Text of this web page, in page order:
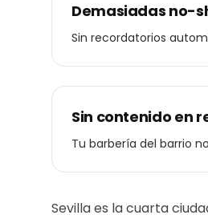
Demasiadas no-
Sin recordatorios
Sin contenido en
Tu barbería del barrio
Sevilla es la cuarta